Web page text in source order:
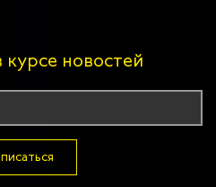
курсе новостей